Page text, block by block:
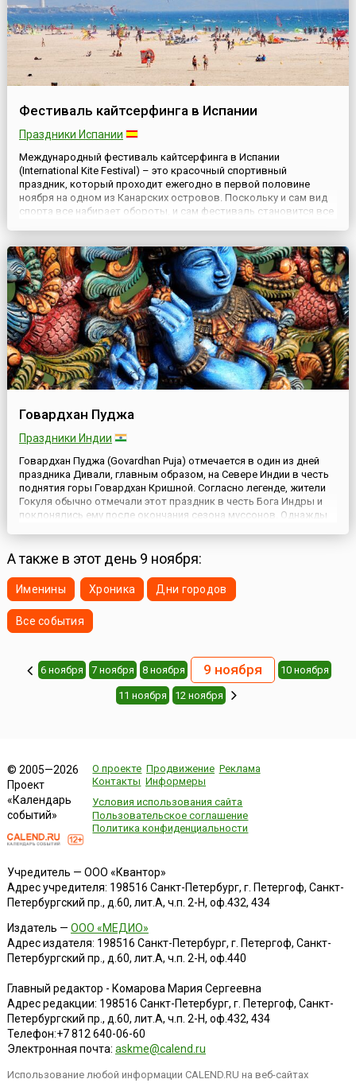
Фестиваль кайтсерфинга в Испании
Праздники Испании
Международный фестиваль кайтсерфинга в Испании
(International Kite Festival) – это красочный спортивный
праздник, который проходит ежегодно в первой половине
ноября на одном из Канарских островов. Поскольку и сам вид
спорта все набирает обороты, и сам фестиваль становится все
зрителям. Ка...
Говардхан Пуджа
Праздники Индии
Говардхан Пуджа (Govardhan Puja) отмечается в один из дней
праздника Дивали, главным образом, на Севере Индии в честь
поднятия горы Говардхан Кришной. Согласно легенде, жители
Гокуля обычно отмечали этот праздник в честь Бога Индры и
поклонялись ему после окончания сезона муссонов. Однажды
А также в этот день 9 ноября:
Именины Хроника Дни городов
Все события
6 ноября 7 ноября 8 ноября 9 ноября 10 ноября
11 ноября 12 ноября
© 2005—2026
Проект
«Календарь
событий»
О проекте Продвижение Реклама
Контакты Информеры
Условия использования сайта
Пользовательское соглашение
Политика конфиденциальности
Учредитель — ООО «Квантор»
Адрес учредителя: 198516 Санкт-Петербург, г. Петергоф, Санкт-
Петербургский пр., д.60, лит.А, ч.п. 2-Н, оф.432, 434
Издатель — ООО «МЕДИО»
Адрес издателя: 198516 Санкт-Петербург, г. Петергоф, Санкт-
Петербургский пр., д.60, лит.А, ч.п. 2-Н, оф.440
Главный редактор - Комарова Мария Сергеевна
Адрес редакции: 198516 Санкт-Петербург, г. Петергоф, Санкт-
Петербургский пр., д.60, лит.А, ч.п. 2-Н, оф.432, 434
Телефон:+7 812 640-06-60
Электронная почта: askme@calend.ru
Использование любой информации CALEND.RU на веб-сайтах